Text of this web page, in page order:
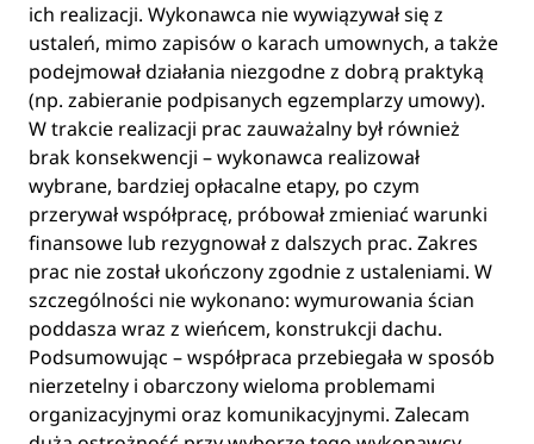
ich realizacji. Wykonawca nie wywiązywał się z
ustaleń, mimo zapisów o karach umownych, a także
podejmował działania niezgodne z dobrą praktyką
(np. zabieranie podpisanych egzemplarzy umowy).
W trakcie realizacji prac zauważalny był również
brak konsekwencji – wykonawca realizował
wybrane, bardziej opłacalne etapy, po czym
przerywał współpracę, próbował zmieniać warunki
finansowe lub rezygnował z dalszych prac. Zakres
prac nie został ukończony zgodnie z ustaleniami. W
szczególności nie wykonano: wymurowania ścian
poddasza wraz z wieńcem, konstrukcji dachu.
Podsumowując – współpraca przebiegała w sposób
nierzetelny i obarczony wieloma problemami
organizacyjnymi oraz komunikacyjnymi. Zalecam